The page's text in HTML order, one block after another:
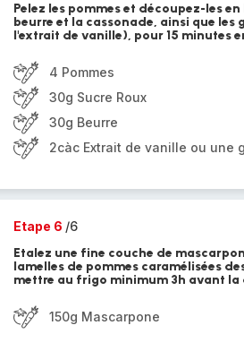
Pelez les pommes et découpez-les
beurre et la cassonade, ainsi que les
l'extrait de vanille), pour 15 minutes
4 Pommes
30g Sucre Roux
30g Beurre
2càc Extrait de vanille ou une
Etape 6 /6
Etalez une fine couche de
lamelles de pommes caramélisées
mettre au frigo minimum 3h avant
150g Mascarpone